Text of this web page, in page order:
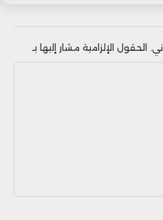
الحقول الإلزامية مشار إليها بـ